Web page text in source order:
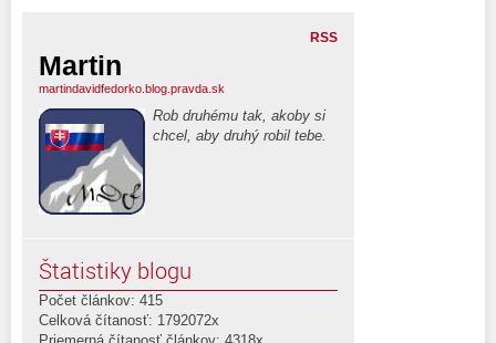
RSS
Martin
martindavidfedorko.blog.pravda.sk
Rob druhému tak, akoby si
chcel, aby druhý robil tebe.
Štatistiky blogu
Počet článkov: 415
Celková čítanosť: 1792072x